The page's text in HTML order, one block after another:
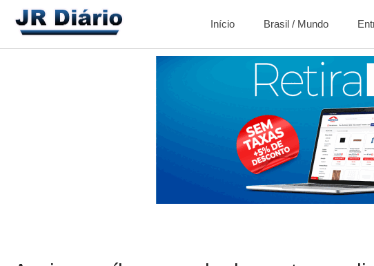
Início Brasil / Mundo